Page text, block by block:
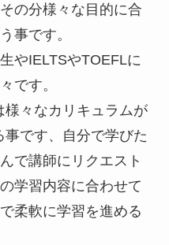
の分様々な目的に合
事です。
やIELTSやTOEFLに
です。
様々なカリキュラムが
事です、自分で学びた
で講師にリクエスト
学習内容に合わせて
柔軟に学習を進める